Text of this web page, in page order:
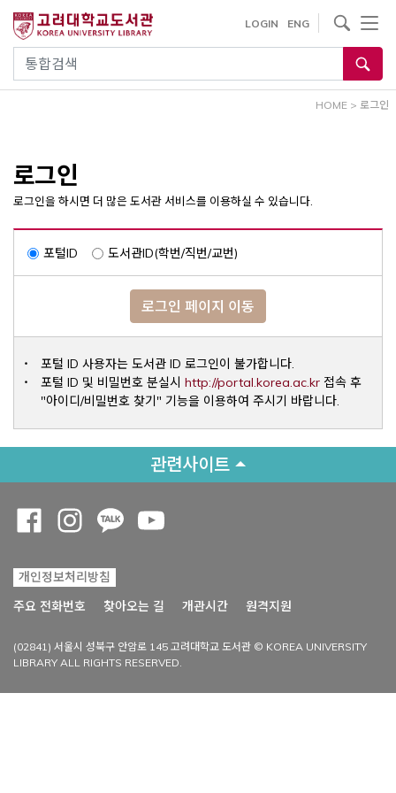
건
통합검색
LOGIN ENG
사이트내 검색
HOME > 로그인
로그인
로그인을 하시면 더 많은 도서관 서비스를 이용하실 수 있습니다.
포털ID 도서관ID(학번/직번/교번)
로그인 페이지 이동
포털 ID 사용자는 도서관 ID 로그인이 불가합니다.
포털 ID 및 비밀번호 분실시 http://portal.korea.ac.krOpens a
접속 후
"아이디/비밀번호 찾기" 기능을 이용하여 주시기 바랍니다.
관련사이트
개인정보처리방침
주요 전화번호
찾아오는 길 개관시간 원격지원
(02841) 서울시 성북구 안암로 145 고려대학교 도서관 © KOREA UNIVERSITY
LIBRARY ALL RIGHTS RESERVED.
Opens a new window
Opens a new window
Opens a new window